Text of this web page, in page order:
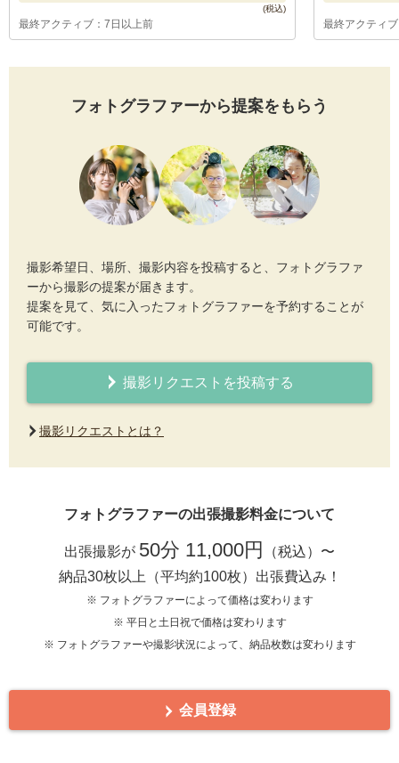
最終アクティブ：7日以上前 最終アクティ
フォトグラファーから提案をもらう
撮影希望日、場所、撮影内容を投稿すると、フォトグラファ
ーから撮影の提案が届きます。
提案を見て、気に入ったフォトグラファーを予約することが
可能です。
撮影リクエストを投稿する
撮影リクエストとは？
フォトグラファーの出張撮影料金について
出張撮影が 50分 11,000円
（税込）〜
納品30枚以上（平均約100枚）出張費込み！
※ フォトグラファーによって価格は変わります
※ 平日と土日祝で価格は変わります
※ フォトグラファーや撮影状況によって、納品枚数は変わります
会員登録